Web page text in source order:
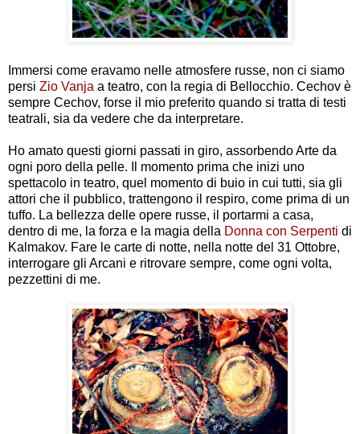
Immersi come eravamo nelle atmosfere russe, non ci siamo
persi Zio Vanja a teatro, con la regia di Bellocchio. Cechov è
sempre Cechov, forse il mio preferito quando si tratta di testi
teatrali, sia da vedere che da interpretare.
Ho amato questi giorni passati in giro, assorbendo Arte da
ogni poro della pelle. Il momento prima che inizi uno
spettacolo in teatro, quel momento di buio in cui tutti, sia gli
attori che il pubblico, trattengono il respiro, come prima di un
tuffo. La bellezza delle opere russe, il portarmi a casa,
dentro di me, la forza e la magia della Donna con Serpenti di
Kalmakov. Fare le carte di notte, nella notte del 31 Ottobre,
interrogare gli Arcani e ritrovare sempre, come ogni volta,
pezzettini di me.